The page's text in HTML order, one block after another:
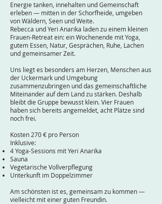
Energie tanken, innehalten und Gemeinschaft
erleben — mitten in der Schorfheide, umgeben
von Wäldern, Seen und Weite.
Rebecca und Yeri Anarika laden zu einem kleinen
Frauen-Retreat ein: ein Wochenende mit Yoga,
gutem Essen, Natur, Gesprächen, Ruhe, Lachen
und gemeinsamer Zeit.
Uns liegt es besonders am Herzen, Menschen aus
der Uckermark und Umgebung
zusammenzubringen und das gemeinschaftliche
Miteinander auf dem Land zu stärken. Deshalb
bleibt die Gruppe bewusst klein. Vier Frauen
haben sich bereits angemeldet, acht Plätze sind
noch frei.
Kosten 270 € pro Person
Inklusive:
4 Yoga-Sessions mit Yeri Anarika
Sauna
Vegetarische Vollverpflegung
Unterkunft im Doppelzimmer
Am schönsten ist es, gemeinsam zu kommen —
vielleicht mit einer guten Freundin.​